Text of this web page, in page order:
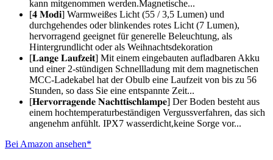
kann mitgenommen werden.Magnetische...
[𝟒 𝐌𝐨𝐝𝐢] Warmweißes Licht (55 / 3,5 Lumen) und
durchgehendes oder blinkendes rotes Licht (7 Lumen),
hervorragend geeignet für generelle Beleuchtung, als
Hintergrundlicht oder als Weihnachtsdekoration
[𝐋𝐚𝐧𝐠𝐞 𝐋𝐚𝐮𝐟𝐳𝐞𝐢𝐭] Mit einem eingebauten aufladbaren Akku
und einer 2-stündigen Schnellladung mit dem magnetischen
MCC-Ladekabel hat der Obulb eine Laufzeit von bis zu 56
Stunden, so dass Sie eine entspannte Zeit...
[𝐇𝐞𝐫𝐯𝐨𝐫𝐫𝐚𝐠𝐞𝐧𝐝𝐞 𝐍𝐚𝐜𝐡𝐭𝐭𝐢𝐬𝐜𝐡𝐥𝐚𝐦𝐩𝐞] Der Boden besteht aus
einem hochtemperaturbeständigen Vergussverfahren, das sich
angenehm anfühlt. IPX7 wasserdicht,keine Sorge vor...
Bei Amazon ansehen*